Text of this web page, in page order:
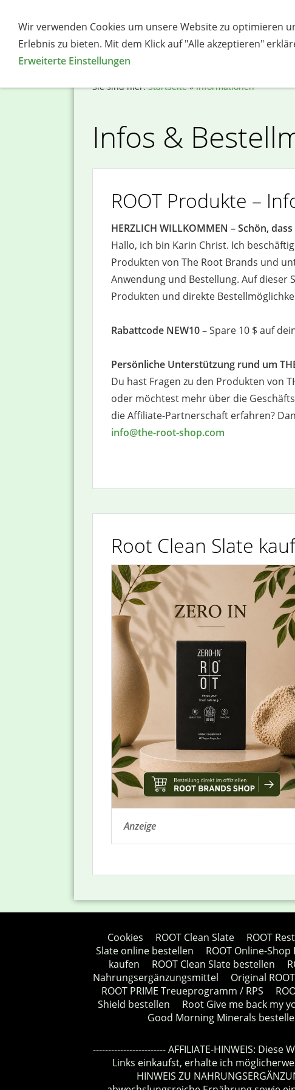
Root-Produkte
Sie sind hier:Startseite»Informationen
Infos &
ROOT Produkte –
HERZLICH WILLKOMMEN – Schön,
Hallo, ich bin Karin Christ. Ich
Produkten von The Root Brands und
Anwendung und Bestellung. Auf dieser
Produkten und direkte
Rabattcode NEW10 –Spare 10 $ auf
Persönliche Unterstützung rund um
Du hast Fragen zu den Produkten von
oder möchtest mehr über die
die Affiliate-Partnerschaft erfahren?
info@the-root-shop.com
Root Clean Slate
Anzeige
Cookies ROOT Clean Slate ROOT
Slate online bestellen
ROOT Online-
kaufen
ROOT Clean Slate bestellen
Nahrungsergänzungsmittel
Original
ROOT PRIME Treueprogramm / RPS
Shield bestellen
Root Give me back my
Good Morning Minerals
------------------------ AFFILIATE-HINWEIS:
Links einkaufst, erhalte ich
HINWEIS ZU
Wir verwenden Cookies um unsere Website zu optimieren
Erlebnis zu bieten. Mit dem Klick auf "Alle akzeptieren"
Erweiterte Einstellungen